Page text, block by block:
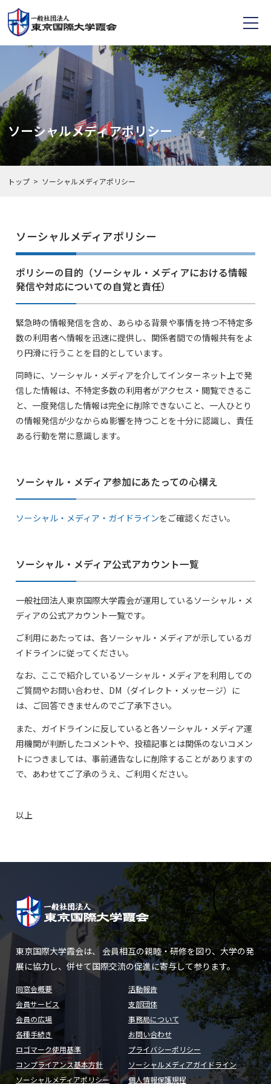
ソーシャルメディアポリシー
トップ ソーシャルメディアポリシー
ソーシャルメディアポリシー
ポリシーの目的（ソーシャル・メディアにおける情報
発信や対応についての自覚と責任）
緊急時の情報発信を含め、あらゆる背景や事情を持つ不特定多
数の利用者へ情報を迅速に提供し、関係者間での情報共有をよ
り円滑に行うことを目的としています。
同時に、ソーシャル・メディアを介してインターネット上で発
信した情報は、不特定多数の利用者がアクセス・閲覧できるこ
と、一度発信した情報は完全に削除できないこと、一人ひとり
の情報発信が少なからぬ影響を持つことを十分に認識し、責任
ある行動を常に意識します。
ソーシャル・メディア参加にあたっての心構え
ソーシャル・メディア・ガイドラインをご確認ください。
ソーシャル・メディア公式アカウント一覧
一般社団法人東京国際大学霞会が運用しているソーシャル・メ
ディアの公式アカウント一覧です。
ご利用にあたっては、各ソーシャル・メディアが示しているガ
イドラインに従ってください。
なお、ここで紹介しているソーシャル・メディアを利用しての
ご質問やお問い合わせ、DM（ダイレクト・メッセージ）に
は、ご回答できませんのでご了承下さい。
また、ガイドラインに反していると各ソーシャル・メディア運
用機関が判断したコメントや、投稿記事とは関係のないコメン
トにつきましては、事前通告なしに削除することがありますの
で、あわせてご了承のうえ、ご利用ください。
以上
東京国際大学霞会は、 会員相互の親睦・研修を図り、大学の発
展に協力し、併せて国際交流の促進に寄与して参ります。
同窓会概要
活動報告
会員サービス
支部団体
会員の広場
事務局について
各種手続き
お問い合わせ
ロゴマーク使用基準
プライバシーポリシー
コンプライアンス基本方針
ソーシャルメディアガイドライン
ソーシャルメディアポリシー
個人情報保護規程